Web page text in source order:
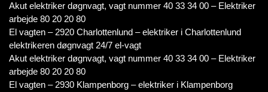
Akut elektriker døgnvagt, vagt nummer 40 33 34 00 – Elektriker
arbejde 80 20 20 80
El vagten – 2920 Charlottenlund – elektriker i Charlottenlund
elektrikeren døgnvagt 24/7 el-vagt
Akut elektriker døgnvagt, vagt nummer 40 33 34 00 – Elektriker
arbejde 80 20 20 80
El vagten – 2930 Klampenborg – elektriker i Klampenborg